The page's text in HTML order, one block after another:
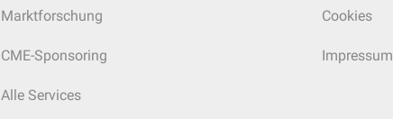
Marktforschung
CME-Sponsoring
Alle Services
Cookies
Impressum